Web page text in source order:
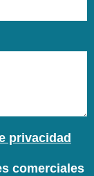
privacidad
comerciales